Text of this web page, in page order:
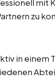
mit
zu
in einem